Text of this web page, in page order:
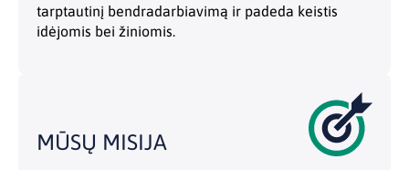
tarptautinį bendradarbiavimą ir padeda keistis
idėjomis bei žiniomis.
MŪSŲ MISIJA